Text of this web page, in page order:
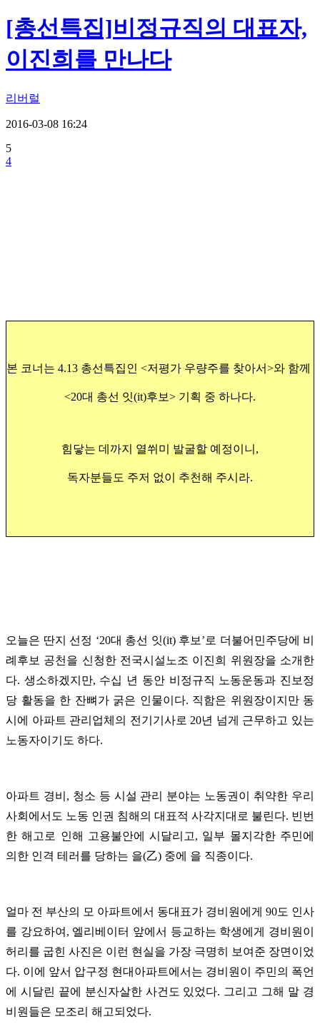
[총선특집]비정규직의 대표자,
이진희를 만나다
리버럴
2016-03-08 16:24
5
4
본 코너는 4.13 총선특집인 <저평가 우량주를 찾아서>와 함께
<20대 총선 잇(it)후보> 기획 중 하나다.
힘닿는 데까지 열쒸미 발굴할 예정이니,
독자분들도 주저 없이 추천해 주시라.
오늘은 딴지 선정 ‘20대 총선 잇(it) 후보’로 더불어민주당에 비
례후보 공천을 신청한 전국시설노조 이진희 위원장을 소개한
다. 생소하겠지만, 수십 년 동안 비정규직 노동운동과 진보정
당 활동을 한 잔뼈가 굵은 인물이다. 직함은 위원장이지만 동
시에 아파트 관리업체의 전기기사로 20년 넘게 근무하고 있는
노동자이기도 하다.
아파트 경비, 청소 등 시설 관리 분야는 노동권이 취약한 우리
사회에서도 노동 인권 침해의 대표적 사각지대로 불린다. 빈번
한 해고로 인해 고용불안에 시달리고, 일부 몰지각한 주민에
의한 인격 테러를 당하는 을(乙) 중에 을 직종이다.
얼마 전 부산의 모 아파트에서 동대표가 경비원에게 90도 인사
를 강요하여, 엘리베이터 앞에서 등교하는 학생에게 경비원이
허리를 굽힌 사진은 이런 현실을 가장 극명히 보여준 장면이었
다. 이에 앞서 압구정 현대아파트에서는 경비원이 주민의 폭언
에 시달린 끝에 분신자살한 사건도 있었다. 그리고 그해 말 경
비원들은 모조리 해고되었다.